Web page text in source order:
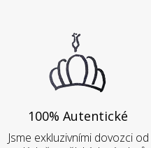
100% Autentické
Jsme exkluzivními dovozci od